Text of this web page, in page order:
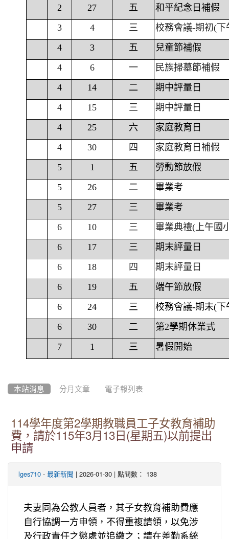
2
27 五
和平紀念日補假
3
4 三
校務會議-期初(下
4
3 五
兒童節補假
4
6 一
民族掃墓節補假
4
14 二
期中評量日
4
15 三
期中評量日
4
25 六
家庭教育日
4
30 四
家庭教育日補假
5
1 五
勞動節放假
5
26 二
畢業考
5
27 三
畢業考
6
10 三
畢業典禮(上午國
6
17 三
期末評量日
6
18 四
期末評量日
6
19 五
端午節放假
6
24 三
校務會議-期末(下
6
30 二
第2學期休業式
7
1 三 暑假開始
本站消息 分月文章 電子報列表
114學年度第2學期教職員工子女教育補助
費，請於115年3月13日(星期五)以前提出
申請
lges710 - 最新新聞 | 2026-01-30 | 點閱數： 138
夫妻同為公教人員者，其子女教育補助費應
自行協調一方申領，不得重複請領，以免涉
及行政責任之懲處並追繳之；請在差勤系統